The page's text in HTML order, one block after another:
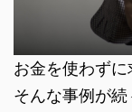
お金を使わず
そんな事例が続